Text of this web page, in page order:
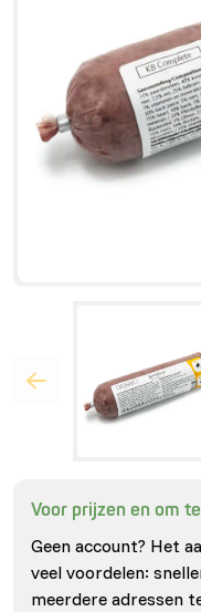
Voor prijzen en om
Geen account? Het
veel voordelen:
meerdere adressen